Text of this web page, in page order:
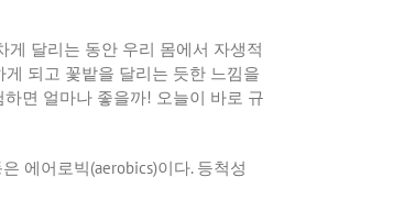
게 달리는 동안 우리 몸에서 자생적
되고 꽃밭을 달리는 듯한 느낌을
면 얼마나 좋을까! 오늘이 바로 규
에어로빅(aerobics)이다. 등척성